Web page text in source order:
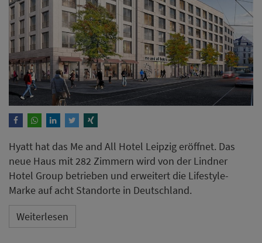
Hyatt hat das Me and All Hotel Leipzig eröffnet. Das
neue Haus mit 282 Zimmern wird von der Lindner
Hotel Group betrieben und erweitert die Lifestyle-
Marke auf acht Standorte in Deutschland.
Weiterlesen